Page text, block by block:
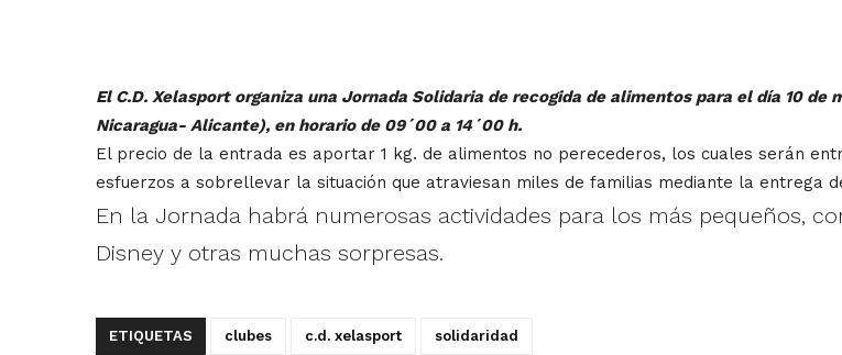
El C.D. Xelasport organiza una Jornada Solidaria de recogida de alimentos para el día 10 de
Nicaragua- Alicante), en horario de 09´00 a 14´00 h.
El precio de la entrada es aportar 1 kg. de alimentos no perecederos, los cuales serán
esfuerzos a sobrellevar la situación que atraviesan miles de familias mediante la entrega
En la Jornada habrá numerosas actividades para los más pequeños,
Disney y otras muchas sorpresas.
ETIQUETAS clubes c.d. xelasport solidaridad